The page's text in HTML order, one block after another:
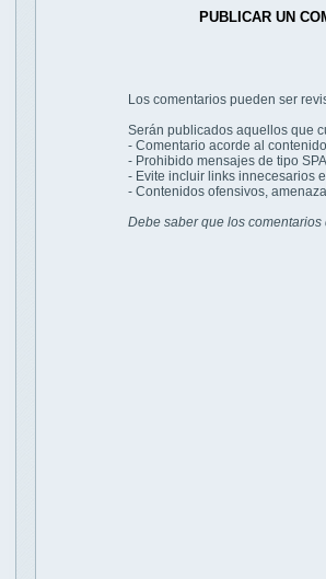
PUBLICAR UN
Los comentarios pueden ser
Serán publicados aquellos que
- Comentario acorde al
- Prohibido mensajes de tipo
- Evite incluir links innecesarios
- Contenidos ofensivos,
Debe saber que los